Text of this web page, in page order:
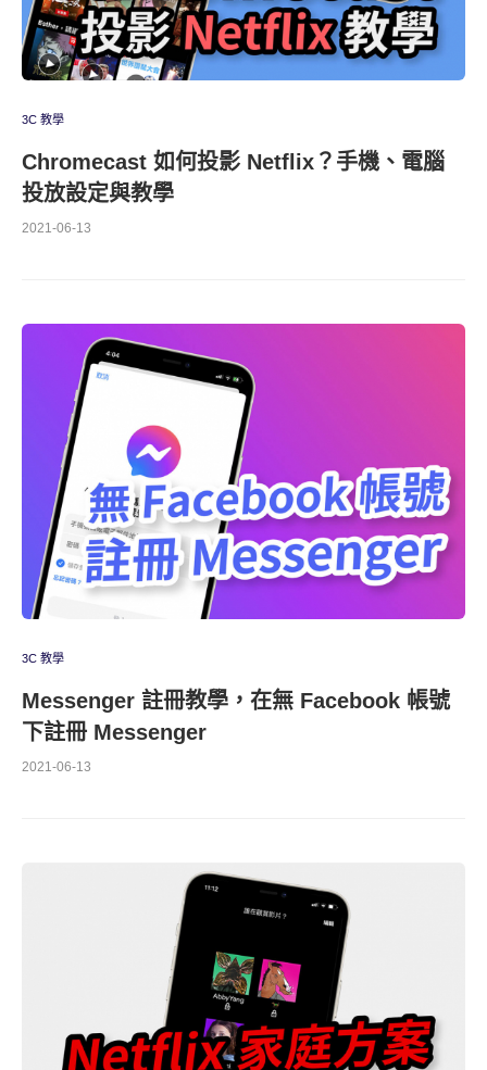
3C 教學
Chromecast 如何投影 Netflix？手機、電腦
投放設定與教學
2021-06-13
3C 教學
Messenger 註冊教學，在無 Facebook 帳號
下註冊 Messenger
2021-06-13